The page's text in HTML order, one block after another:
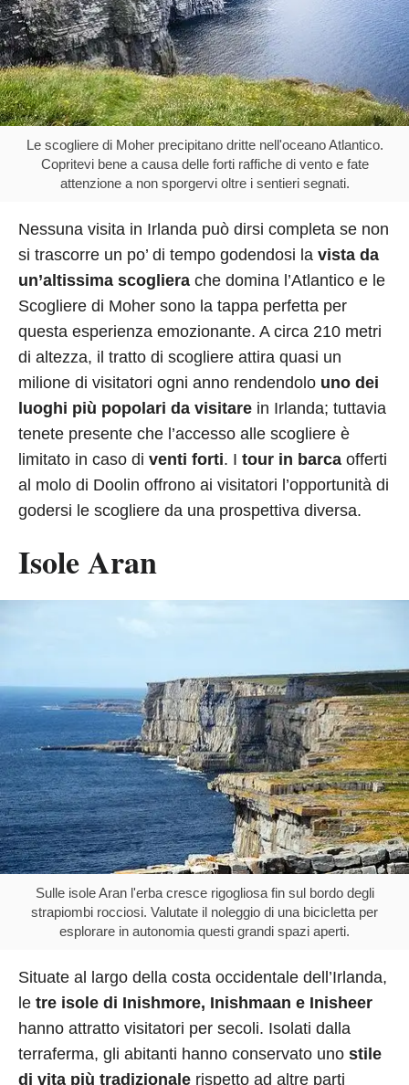
Le scogliere di Moher precipitano dritte nell'oceano Atlantico.
Copritevi bene a causa delle forti raffiche di vento e fate
attenzione a non sporgervi oltre i sentieri segnati.
Nessuna visita in Irlanda può dirsi completa se non
si trascorre un po’ di tempo godendosi la vista da
un’altissima scogliera che domina l’Atlantico e le
Scogliere di Moher sono la tappa perfetta per
questa esperienza emozionante. A circa 210 metri
di altezza, il tratto di scogliere attira quasi un
milione di visitatori ogni anno rendendolo uno dei
luoghi più popolari da visitare in Irlanda; tuttavia
tenete presente che l’accesso alle scogliere è
limitato in caso di venti forti. I tour in barca offerti
al molo di Doolin offrono ai visitatori l’opportunità di
godersi le scogliere da una prospettiva diversa.
Isole Aran
Sulle isole Aran l'erba cresce rigogliosa fin sul bordo degli
strapiombi rocciosi. Valutate il noleggio di una bicicletta per
esplorare in autonomia questi grandi spazi aperti.
Situate al largo della costa occidentale dell’Irlanda,
le tre isole di Inishmore, Inishmaan e Inisheer
hanno attratto visitatori per secoli. Isolati dalla
terraferma, gli abitanti hanno conservato uno stile
di vita più tradizionale rispetto ad altre parti